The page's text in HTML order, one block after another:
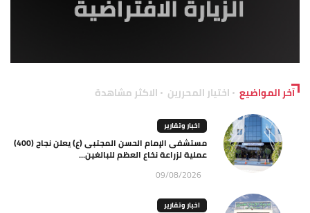
آخر المواضيع اختيار المحررين الاكثر مشاهدة
اخبار وتقارير
مستشفى الإمام الحسن المجتبى (ع) يعلن نجاح (400)
عملية لزراعة نخاع العظم للبالغين...
09/08/2026
اخبار وتقارير